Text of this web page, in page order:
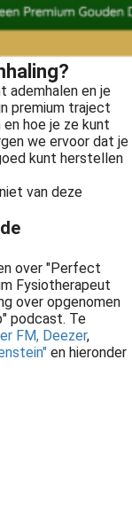
ademhalen en je
premium traject
hoe je ze kunt
we ervoor dat je
kunt herstellen
van deze
over "Perfect
Fysiotherapeut
over opgenomen
podcast. Te
FM, Deezer,
en hieronder